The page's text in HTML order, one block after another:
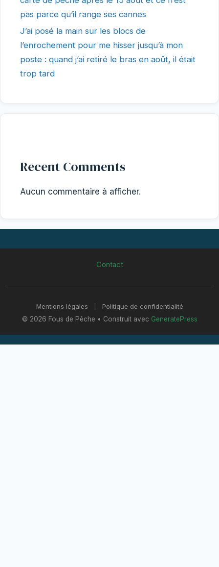
pas parce qu’il range ses cannes
J’ai posé la main sur les blocs de
l’enrochement pour me hisser jusqu’à mon
poste : quand j’ai retiré le bras en août, il était
trop tard
Recent Comments
Aucun commentaire à afficher.
Contact
Mentions légales
Politique de confidentialité
© 2026 Fous de Pêche • Construit avec GeneratePress